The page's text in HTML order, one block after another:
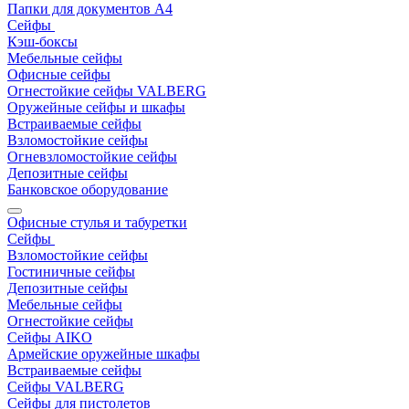
Папки для документов A4
Сейфы
Кэш-боксы
Мебельные сейфы
Офисные сейфы
Огнестойкие сейфы VALBERG
Оружейные сейфы и шкафы
Встраиваемые сейфы
Взломостойкие сейфы
Огневзломостойкие сейфы
Депозитные сейфы
Банковское оборудование
Офисные стулья и табуретки
Сейфы
Взломостойкие сейфы
Гостиничные сейфы
Депозитные сейфы
Мебельные сейфы
Огнестойкие сейфы
Сейфы AIKO
Армейские оружейные шкафы
Встраиваемые сейфы
Сейфы VALBERG
Сейфы для пистолетов